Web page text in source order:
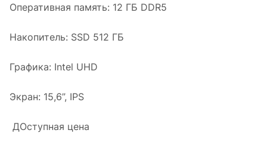
Оперативная память: 12 ГБ DDR5
Накопитель: SSD 512 ГБ
Графика: Intel UHD
Экран: 15,6”, IPS
ДОступная цена